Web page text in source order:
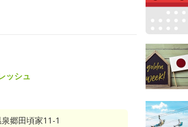
ッシュ
郷田頃家11-1